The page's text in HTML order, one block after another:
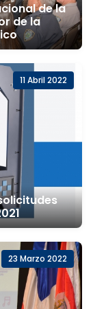
de la
de la
11 Abril 2022
23 Marzo 2022